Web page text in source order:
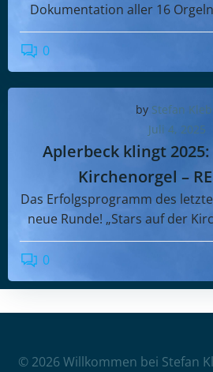
Dokumentation aller 16
0
by Stefan
Juli 4, 2025
Aplerbeck klingt
Kirchenorgel –
Das Erfolgsprogramm des
neue Runde! „Stars auf der
0
© 2026 Willkommen bei Stefan